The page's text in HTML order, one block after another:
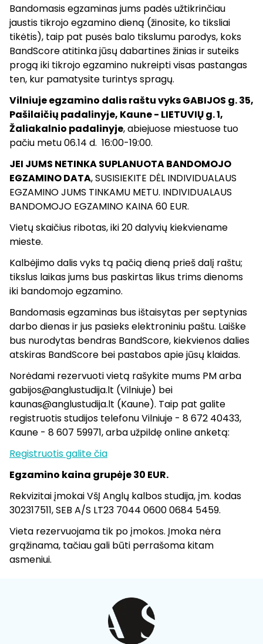
Bandomasis egzaminas jums padės užtikrinčiau
jaustis tikrojo egzamino dieną (žinosite, ko tiksliai
tikėtis), taip pat pusės balo tikslumu parodys, koks
BandScore atitinka jūsų dabartines žinias ir suteiks
progą iki tikrojo egzamino nukreipti visas pastangas
ten, kur pamatysite turintys spragų.
Vilniuje egzamino dalis raštu vyks GABIJOS g. 35,
Pašilaičių padalinyje, Kaune - LIETUVIŲ g. 1,
Žaliakalnio padalinyje, abiejuose miestuose tuo
pačiu metu 06.14 d. 16:00-19:00.
JEI JUMS NETINKA SUPLANUOTA BANDOMOJO
EGZAMINO DATA, SUSISIEKITE DĖL INDIVIDUALAUS
EGZAMINO JUMS TINKAMU METU. INDIVIDUALAUS
BANDOMOJO EGZAMINO KAINA 60 EUR.
Vietų skaičius ribotas, iki 20 dalyvių kiekviename
mieste.
Kalbėjimo dalis vyks tą pačią dieną prieš dalį raštu;
tikslus laikas jums bus paskirtas likus trims dienoms
iki bandomojo egzamino.
Bandomasis egzaminas bus ištaisytas per septynias
darbo dienas ir jus pasieks elektroniniu paštu. Laiške
bus nurodytas bendras BandScore, kiekvienos dalies
atskiras BandScore bei pastabos apie jūsų klaidas.
Norėdami rezervuoti vietą rašykite mums PM arba
gabijos@anglustudija.lt (Vilniuje) bei
kaunas@anglustudija.lt (Kaune). Taip pat galite
registruotis studijos telefonu Vilniuje - 8 672 40433,
Kaune - 8 607 59971, arba užpildę online anketą:
Registruotis galite čia
Egzamino kaina grupėje 30 EUR.
Rekvizitai įmokai VšĮ Anglų kalbos studija, įm. kodas
302317511, SEB A/S LT23 7044 0600 0684 5459.
Vieta rezervuojama tik po įmokos. Įmoka nėra
grąžinama, tačiau gali būti perrašoma kitam
asmeniui.